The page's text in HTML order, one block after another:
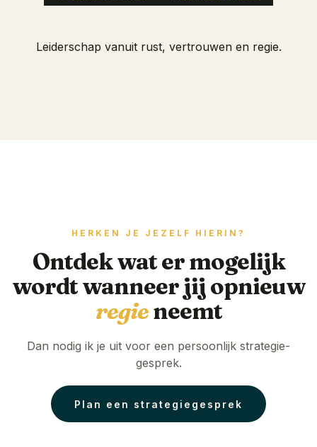
Leiderschap vanuit rust, vertrouwen en regie.
HERKEN JE JEZELF HIERIN?
Ontdek wat er mogelijk
wordt wanneer jij opnieuw
regieneemt
Dan nodig ik je uit voor een persoonlijk strategie-
gesprek.
Plan een strategiegesprek